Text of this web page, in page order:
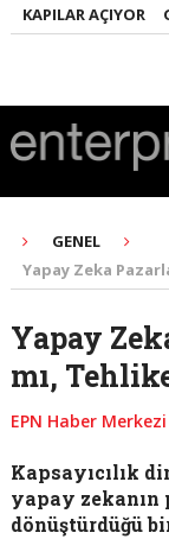
AÇIYOR
GENEL
Yapay Zeka
Yapay
mı,
EPN Haber Merkezi
Kapsayıcılık
yapay zekanın
dönüştürdüğü